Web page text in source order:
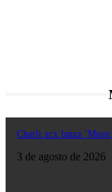
Charli xcx lanza
3 de agosto de 2026